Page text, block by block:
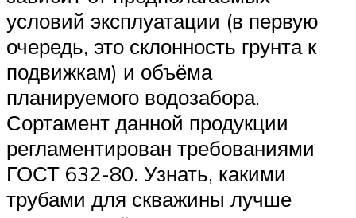
условий эксплуатации (в первую
очередь, это склонность грунта к
подвижкам) и объёма
планируемого водозабора.
Сортамент данной продукции
регламентирован требованиями
ГОСТ 632-80. Узнать, какими
трубами для скважины лучше